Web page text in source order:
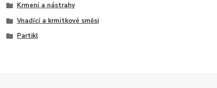
Krmení a nástrahy
Vnadící a krmítkové směsi
Partikl